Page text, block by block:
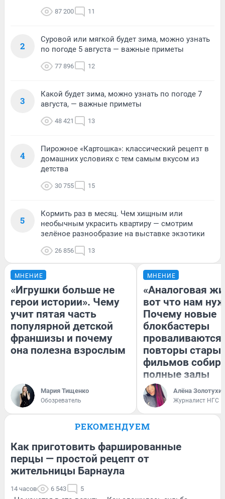
87 200 11
2
Суровой или мягкой будет зима, можно узнать
по погоде 5 августа — важные приметы
77 896 12
3
Какой будет зима, можно узнать по погоде 7
августа, — важные приметы
48 421 13
4
Пирожное «Картошка»: классический рецепт в
домашних условиях с тем самым вкусом из
детства
30 755 15
5
Кормить раз в месяц. Чем хищным или
необычным украсить квартиру — смотрим
зелёное разнообразие на выставке экзотики
26 856 13
МНЕНИЕ
«Игрушки больше не
герои истории». Чему
учит пятая часть
популярной детской
франшизы и почему
она полезна взрослым
Мария Тищенко
Обозреватель
МНЕНИЕ
«Аналоговая
вот что нам
Почему новые
блокбастеры
повторы
фильмов
полные залы
Алёна
Журналист НГС
РЕКОМЕНДУЕМ
Как приготовить фаршированные
перцы — простой рецепт от
жительницы Барнаула
14 часов 6 543 5